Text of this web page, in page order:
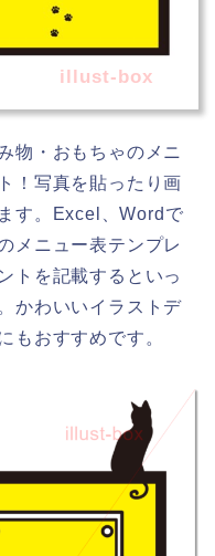
illust-box
物・おもちゃのメニ
！写真を貼ったり画
す。Excel、Wordで
メニュー表テンプレ
トを記載するといっ
かわいいイラストデ
もおすすめです。